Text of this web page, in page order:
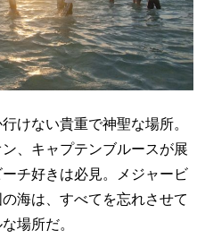
けない貴重で神聖な場所。
、キャプテンブルースが展
チ好きは必見。メジャービ
海は、すべてを忘れさせて
場所だ。